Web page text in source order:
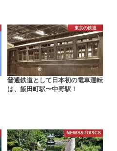
東京の鉄道
普通鉄道として日本初の電車運転
は、飯田町駅〜中野駅！
NEWS&TOPICS